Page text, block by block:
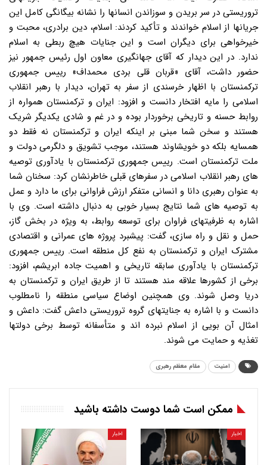
تروریستی در سر بریدن و سوزاندن انسانها را نشانه بیگانگی کامل این
جریانها از اسلام خواندند و تأکید کردند: اسلام، دین برادری، محبت و
خیرخواهی برای دیگران است و این جنایات هیچ ربطی به اسلام
ندارد. در این دیدار که آقای جهانگیری معاون اول رئیس جمهور نیز
حضور داشت، آقای «قربان قلی بردی محمداف» رییس جمهوری
ترکمنستان با اظهار خرسندی از سفر به تهران، دیدار با رهبر انقلاب
اسلامی را مایه افتخار دانست و افزود: ایران و ترکمنستان همواره از
روابط حسنه و تاریخی برخوردار بوده و در غم و شادی یکدیگر شریک
هستند و سخن شما مبنی بر اینکه ایران و ترکمنستان نه فقط دو
همسایه بلکه دو خویشاوند هستند، موجب تشویق و دلگرمی دولت و
ملت ترکمنستان است. رییس جمهوری ترکمنستان با یادآوری توصیه
های رهبر انقلاب اسلامی در سفرهای قبلی خاطرنشان کرد: سخنان شما
به عنوان رهبری دانا و انسانی متفکر ارزش فراوانی برای ما دارد و عمل
به توصیه های شما نتایج بسیار خوبی به دنبال داشته است. وی با
اشاره به ظرفیتهای فراوان برای توسعه روابط، به ویژه در بخش گاز،
حمل و نقل و راه سازی، گفت: پیشبرد پروژه های عمرانی و اقتصادی
مشترک ایران و ترکمنستان به نفع کل منطقه است. رییس جمهوری
ترکمنستان با یادآوری سابقه تاریخی و اهمیت جاده ابریشم، افزود:
برخی از کشورها علاقه مند هستند تا از طریق ایران و ترکمنستان به
دریا وصل شوند. وی همچنین اوضاع سیاسی منطقه را نامطلوب
دانست و با اشاره به جنایتهای گروه تروریستی داعش گفت: داعش و
امثال آن بویی از اسلام نبرده اند و متأسفانه توسط برخی دولتها
تغذیه و حمایت می شوند.
امنیت مقام معظم رهبری
ممکن است شما دوست داشته باشید
اخبار اخبار